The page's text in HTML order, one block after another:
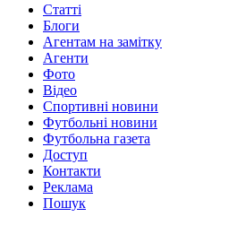
Статті
Блоги
Агентам на замітку
Агенти
Фото
Відео
Спортивні новини
Футбольні новини
Футбольна газета
Доступ
Контакти
Реклама
Пошук